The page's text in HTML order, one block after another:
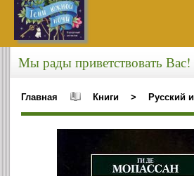
Мы рады приветствовать Вас!
Главная Книги > Русский